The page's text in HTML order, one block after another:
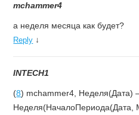
mchammer4
а неделя месяца как будет?
Reply ↓
INTECH1
(8) mchammer4, Неделя(Дата)
Неделя(НачалоПериода(Дата,